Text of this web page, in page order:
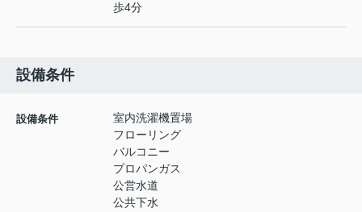
歩4分
設備条件
設備条件
室内洗濯機置場
フローリング
バルコニー
プロパンガス
公営水道
公共下水